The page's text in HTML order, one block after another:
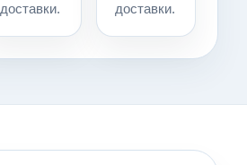
доставки.
доставки.